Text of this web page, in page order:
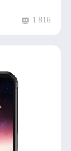
1 816